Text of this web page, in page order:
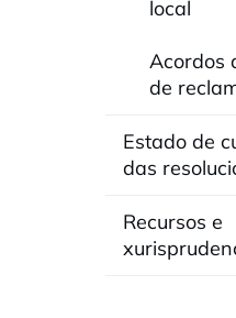
local
Acordos
de
Estado de
das
Recursos e